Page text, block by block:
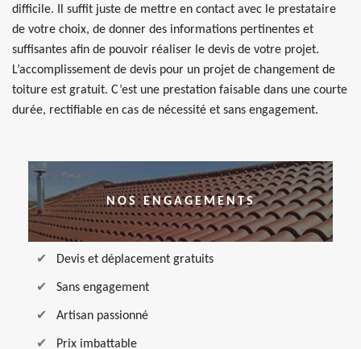
difficile. Il suffit juste de mettre en contact avec le prestataire
de votre choix, de donner des informations pertinentes et
suffisantes afin de pouvoir réaliser le devis de votre projet.
L’accomplissement de devis pour un projet de changement de
toiture est gratuit. C’est une prestation faisable dans une courte
durée, rectifiable en cas de nécessité et sans engagement.
NOS ENGAGEMENTS
Devis et déplacement gratuits
Sans engagement
Artisan passionné
Prix imbattable